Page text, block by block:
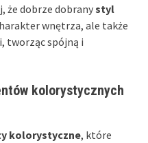
że dobrze dobranystyl
wnętrza, ale także
tworząc spójną i
kolorystycznych
kolorystyczne, które